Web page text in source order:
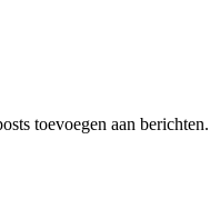
toevoegen aan berichten.